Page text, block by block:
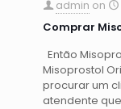
admin on
Comprar
Então
Misoprostol
procurar um
atendente